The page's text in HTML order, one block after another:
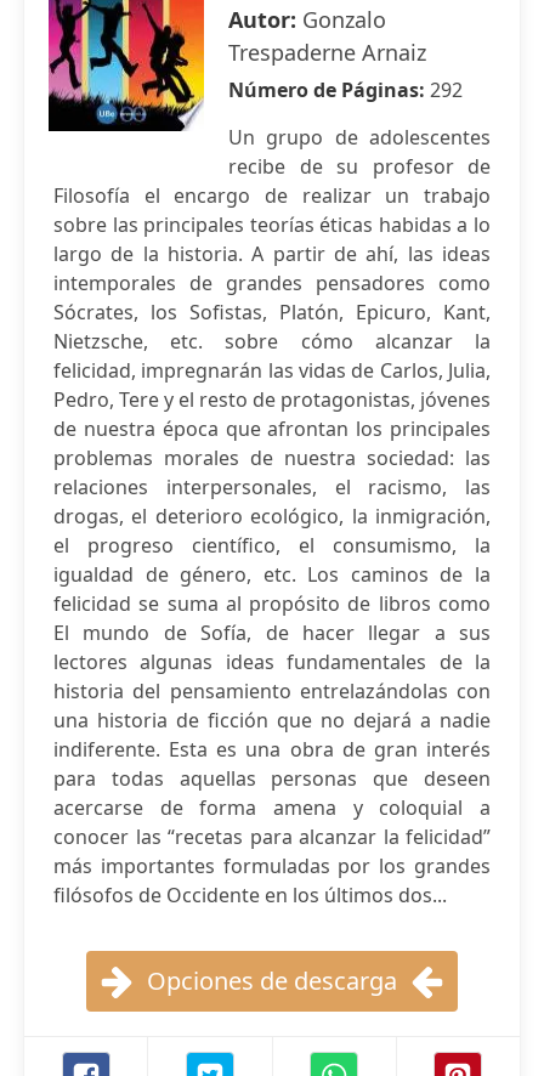
Autor: Gonzalo
Trespaderne Arnaiz
Número de Páginas: 292
Un grupo de adolescentes
recibe de su profesor de
Filosofía el encargo de realizar un trabajo
sobre las principales teorías éticas habidas a lo
largo de la historia. A partir de ahí, las ideas
intemporales de grandes pensadores como
Sócrates, los Sofistas, Platón, Epicuro, Kant,
Nietzsche, etc. sobre cómo alcanzar la
felicidad, impregnarán las vidas de Carlos, Julia,
Pedro, Tere y el resto de protagonistas, jóvenes
de nuestra época que afrontan los principales
problemas morales de nuestra sociedad: las
relaciones interpersonales, el racismo, las
drogas, el deterioro ecológico, la inmigración,
el progreso científico, el consumismo, la
igualdad de género, etc. Los caminos de la
felicidad se suma al propósito de libros como
El mundo de Sofía, de hacer llegar a sus
lectores algunas ideas fundamentales de la
historia del pensamiento entrelazándolas con
una historia de ficción que no dejará a nadie
indiferente. Esta es una obra de gran interés
para todas aquellas personas que deseen
acercarse de forma amena y coloquial a
conocer las “recetas para alcanzar la felicidad”
más importantes formuladas por los grandes
filósofos de Occidente en los últimos dos...
Opciones de descarga